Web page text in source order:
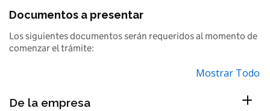
Documentos a presentar
Los siguientes documentos serán requeridos al momento de
comenzar el trámite:
Mostrar Todo
De la empresa